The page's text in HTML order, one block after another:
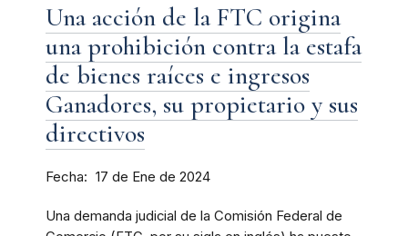
Una acción de la FTC origina
una prohibición contra la estafa
de bienes raíces e ingresos
Ganadores, su propietario y sus
directivos
Fecha 17 de Ene de 2024
Una demanda judicial de la Comisión Federal de